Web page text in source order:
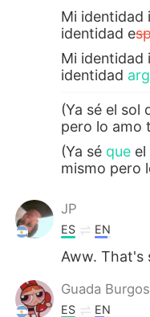
Mi identidad
identidad e
Mi identidad
identidad arg
(Ya sé el sol
pero lo amo
(Ya sé que el
mismo pero
JP
ES EN
Aww. That's
Guada Burgos
ES EN